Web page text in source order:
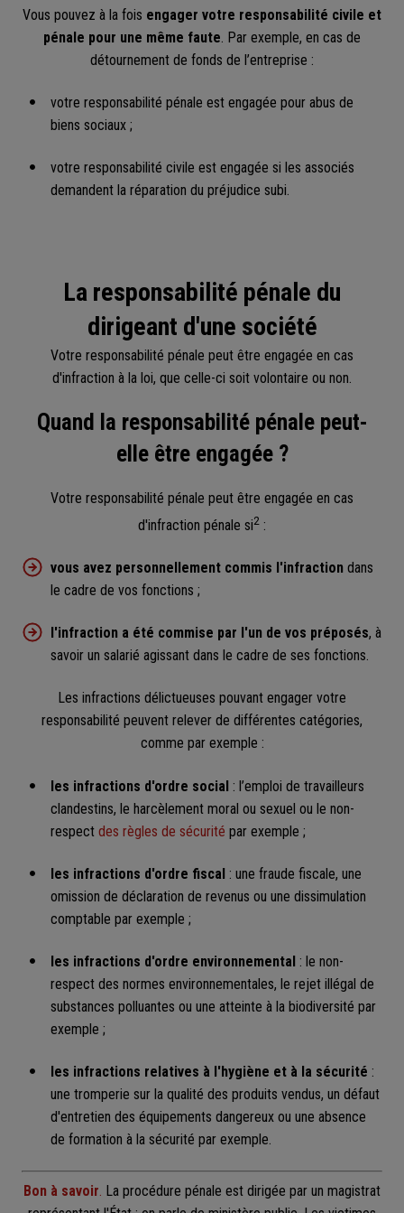
Vous pouvez à la fois engager votre responsabilité civile et
pénale pour une même faute. Par exemple, en cas de
détournement de fonds de l’entreprise :
votre responsabilité pénale est engagée pour abus de
biens sociaux ;
votre responsabilité civile est engagée si les associés
demandent la réparation du préjudice subi.
La responsabilité pénale du
dirigeant d'une société
Votre responsabilité pénale peut être engagée en cas
d'infraction à la loi, que celle-ci soit volontaire ou non.
Quand la responsabilité pénale peut-
elle être engagée ?
Votre responsabilité pénale peut être engagée en cas
d'infraction pénale si2 :
vous avez personnellement commis l'infraction dans
le cadre de vos fonctions ;
l'infraction a été commise par l'un de vos préposés, à
savoir un salarié agissant dans le cadre de ses fonctions.
Les infractions délictueuses pouvant engager votre
responsabilité peuvent relever de différentes catégories,
comme par exemple :
les infractions d'ordre social : l’emploi de travailleurs
clandestins, le harcèlement moral ou sexuel ou le non-
respect des règles de sécurité par exemple ;
les infractions d'ordre fiscal : une fraude fiscale, une
omission de déclaration de revenus ou une dissimulation
comptable par exemple ;
les infractions d'ordre environnemental : le non-
respect des normes environnementales, le rejet illégal de
substances polluantes ou une atteinte à la biodiversité par
exemple ;
les infractions relatives à l'hygiène et à la sécurité :
une tromperie sur la qualité des produits vendus, un défaut
d'entretien des équipements dangereux ou une absence
de formation à la sécurité par exemple.
Bon à savoir. La procédure pénale est dirigée par un magistrat